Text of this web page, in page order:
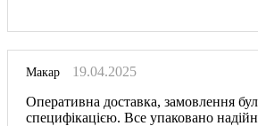
Макар
19.04.2025
Оперативна доставка, замовлення
специфікацією. Все упаковано